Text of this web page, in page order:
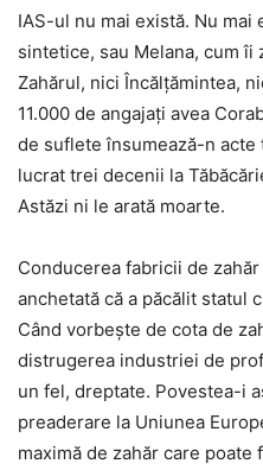
IAS-ul nu mai există. Nu
sintetice, sau Melana, cum îi
Zahărul, nici Încălţămintea,
11.000 de angajaţi avea
de suflete însumează-n
lucrat trei decenii la
Astăzi ni le arată moarte.
Conducerea fabricii de
anchetată că a păcălit statul
Când vorbeşte de cota de
distrugerea industriei de
un fel, dreptate. Povestea-i
preaderare la Uniunea
maximă de zahăr care